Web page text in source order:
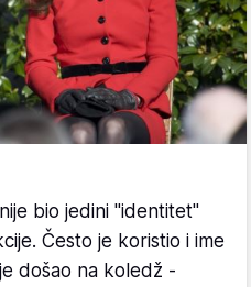
bio jedini "identitet"
Često je koristio i ime
došao na koledž -